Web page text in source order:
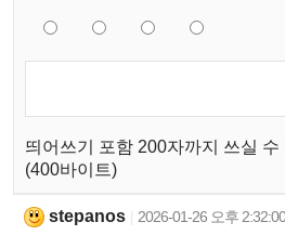
띄어쓰기 포함 200자까지 쓰실 수
(400바이트)
stepanos 2026-01-26 오후 2:32:00